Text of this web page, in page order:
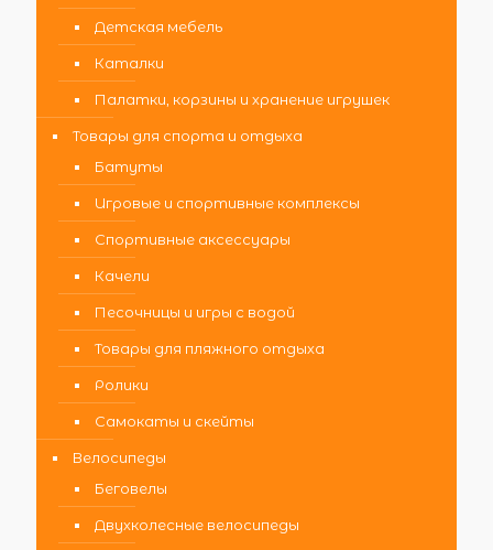
Детская мебель
Каталки
Палатки, корзины и хранение игрушек
Товары для спорта и отдыха
Батуты
Игровые и спортивные комплексы
Спортивные аксессуары
Качели
Песочницы и игры с водой
Товары для пляжного отдыха
Ролики
Самокаты и скейты
Велосипеды
Беговелы
Двухколесные велосипеды